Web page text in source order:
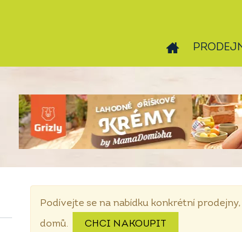
Podívejte se na nabídku konkrétní
domů. CHCI NAKOUPIT